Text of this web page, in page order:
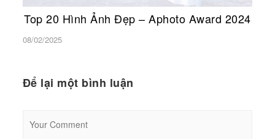
Top 20 Hình Ảnh Đẹp – Aphoto Award 2024
08/02/2025
Để lại một bình luận